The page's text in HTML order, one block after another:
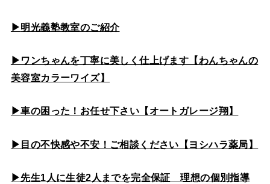
▶明光義塾教室のご紹介
▶ワンちゃんを丁寧に美しく仕上げます【わんちゃんの
美容室カラーワイズ】
▶車の困った！お任せ下さい【オートガレージ翔】
▶目の不快感や不安！ご相談ください【ヨシハラ薬局】
▶先生1人に生徒2人までを完全保証 理想の個別指導